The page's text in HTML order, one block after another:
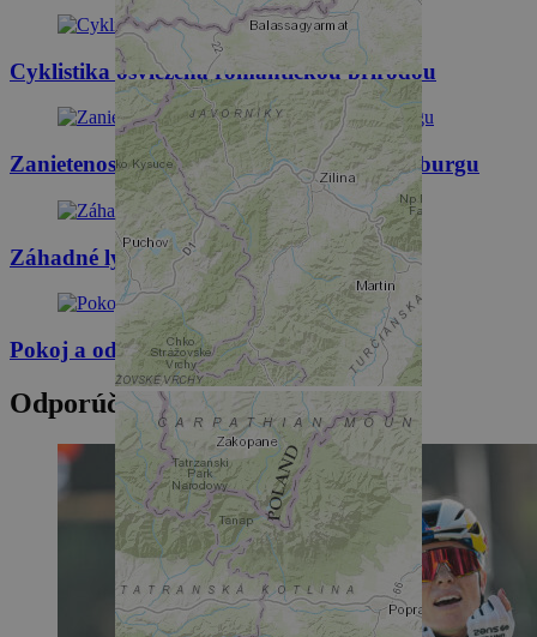
Cyklistika osviežená romantickou prírodou
Zanietenosť pre tradíciu objavíte v Rosenburgu
Záhadné lyže Habsburgovcov
Pokoj a oddych vo výškach
Odporúčané trasy